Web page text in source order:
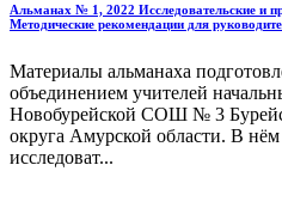
Альманах № 1, 2022 Исследовательские и
Методические рекомендации для
Материалы альманаха
объединением учителей
Новобурейской СОШ № 3
округа Амурской области. В
исследоват...